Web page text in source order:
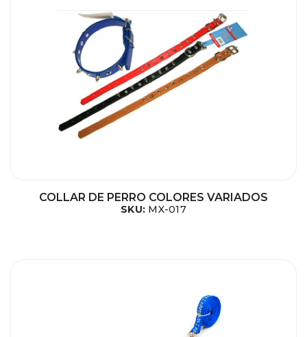
COLLAR DE PERRO COLORES VARIADOS
SKU: MX-017